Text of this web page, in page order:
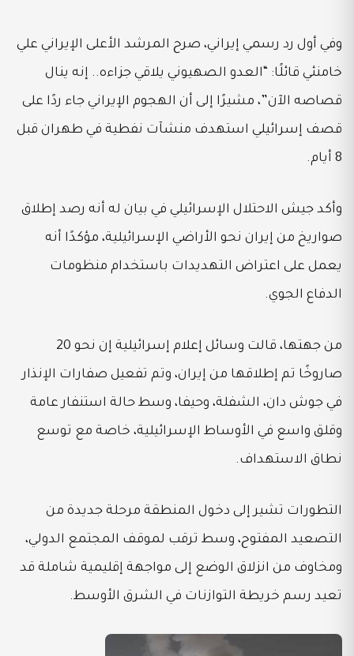
وفي أول رد رسمي إيراني، صرح المرشد الأعلى الإيراني علي
خامنئي قائلًا: “العدو الصهيوني يلاقي جزاءه.. إنه ينال
قصاصه الآن”، مشيرًا إلى أن الهجوم الإيراني جاء ردًا على
قصف إسرائيلي استهدف منشآت نفطية في طهران قبل
8 أيام.
وأكد جيش الاحتلال الإسرائيلي في بيان له أنه رصد إطلاق
صواريخ من إيران نحو الأراضي الإسرائيلية، مؤكدًا أنه
يعمل على اعتراض التهديدات باستخدام منظومات
الدفاع الجوي.
من جهتها، قالت وسائل إعلام إسرائيلية إن نحو 20
صاروخًا تم إطلاقها من إيران، وتم تفعيل صفارات الإنذار
في جوش دان، الشفلة، وحيفا، وسط حالة استنفار عامة
وقلق واسع في الأوساط الإسرائيلية، خاصة مع توسع
نطاق الاستهداف.
التطورات تشير إلى دخول المنطقة مرحلة جديدة من
التصعيد المفتوح، وسط ترقب لموقف المجتمع الدولي،
ومخاوف من انزلاق الوضع إلى مواجهة إقليمية شاملة قد
تعيد رسم خريطة التوازنات في الشرق الأوسط.